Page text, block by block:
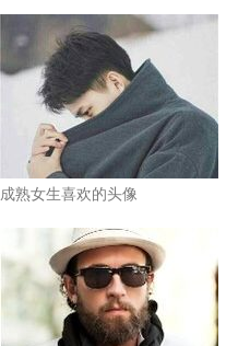
成熟女生喜欢的头像